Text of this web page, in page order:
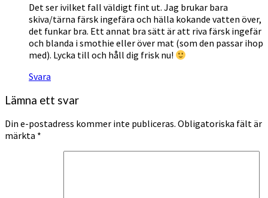
Det ser ivilket fall väldigt fint ut. Jag brukar bara
skiva/tärna färsk ingefära och hälla kokande vatten över,
det funkar bra. Ett annat bra sätt är att riva färsk ingefär
och blanda i smothie eller över mat (som den passar ihop
med). Lycka till och håll dig frisk nu!
Svara
Lämna ett svar
Din e-postadress kommer inte publiceras. Obligatoriska fält är
märkta *